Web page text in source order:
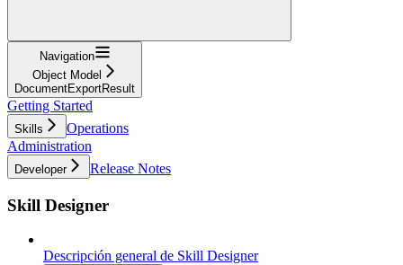
Navigation
Object Model
DocumentExportResult
Getting Started
Skills
Operations
Administration
Developer Release Notes
Skill Designer
Descripción general de Skill Designer